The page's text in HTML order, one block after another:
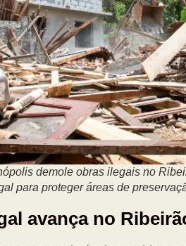
demole obras ilegais no
para proteger áreas de
avança no